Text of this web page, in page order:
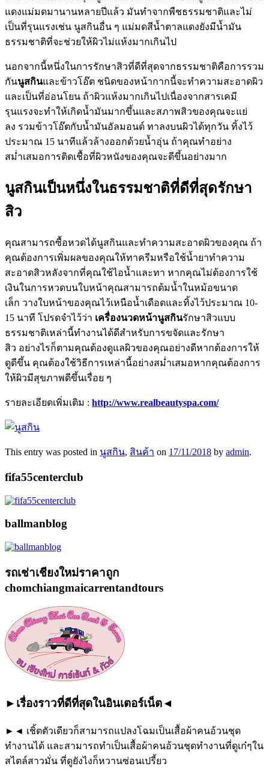
แดงแม่มดมานานหลายปีแล้ว มันทำจากพืชธรรมชาติและไม่
เป็นที่รุนแรงเช่น นูสกินอื่น ๆ แม่มดสีน้ำตาลแดงยังมีน้ำมัน
ธรรมชาติที่จะช่วยให้ผิวไม่แห้งมากเกินไป
นอกจากนี้หนึ่งในการรักษาสิวที่ดีที่สุดจากธรรมชาติคือการรวม
กันนูสกินและข้าวโอ๊ต ชนิดของหน้ากากนี้จะทำความสะอาดผิว
และเป็นที่อ่อนโยน ถ้าผิวแห้งมากเกินไปเนื่องจากสารเคมี
รุนแรงจะทำให้เกิดน้ำมันมากขึ้นและสภาพสิวของคุณจะแย่
ลง รวมข้าวโอ๊ตกับน้ำมันอัลมอนด์ ทาลงบนผิวได้ทุกวัน ทิ้งไว้
ประมาณ 15 นาทีแล้วล้างออกด้วยน้ำอุ่น ถ้าคุณทำอย่าง
สม่ำเสมอการติดเชื้อที่ผิวหนังของคุณจะดีขึ้นอย่างมาก
นูสกินเป็นหนึ่งในธรรมชาติที่ดีที่สุดรักษา
สิว
คุณสามารถซื้อหวดได้นูสกินและทำความสะอาดผิวของคุณ ถ้า
คุณต้องการเพิ่มผลของคุณให้ทาครีมหรือใช้น้ำยาทำความ
สะอาดสิวหลังจากที่คุณใช้ไอน้ำและทา หากคุณไม่ต้องการใช้
เงินในการหวดบนใบหน้าคุณสามารถต้มน้ำในหม้อขนาด
เล็ก วางใบหน้าของคุณไว้เหนือน้ำเดือดและทิ้งไว้ประมาณ 10-
15 นาที โปรดจำไว้ว่า เครื่องนวดหน้านูสกินรักษาสิวแบบ
ธรรมชาติเหล่านี้ทำงานได้ดีสำหรับการขจัดและรักษา
สิว อย่างไรก็ตามคุณต้องดูแลผิวของคุณอย่างดีหากต้องการให้
ดูดีขึ้น คุณต้องใช้วิธีการเหล่านี้อย่างสม่ำเสมอหากคุณต้องการ
ให้ผิวมีสุขภาพดีขึ้นเรื่อย ๆ
รายละเอียดเพิ่มเติม : http://www.realbeautyspa.com/
This entry was posted in นูสกิน, สินค้า on 17/11/2018 by admin.
fifa55centerclub
ballmanblog
รถเช่าเชียงใหม่ราคาถูก
chomchiangmaicarrentandtours
►เรื่องราวที่ดีที่สุดในอินเตอร์เน็ต◄
►◄ เชิ้ตตัวเดียวก็สามารถแปลงโฉมเป็นเสื้อผ้าคนอ้วนชุด
ทำงานได้ และสามารถทำเป็นเสื้อผ้าคนอ้วนชุดทำงานที่ดูเก๋ๆใน
สไตล์สาวมั่น ที่ดูยังไงก็หวานซ่อนเปรี้ยว